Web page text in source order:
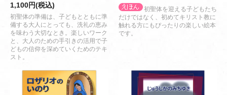
1,100円(税込)
初聖体の準備は、子どもとともに準
備する大人にとっても、洗礼の恵み
を味わう大切なとき。楽しいワーク
と、大人のための手引きの活用で子
どもの信仰を深めていくためのテキ
スト。
初聖体を迎える子どもたち
だけではなく、初めてキリスト教に
触れる方にもぴったりの楽しい絵本
です。